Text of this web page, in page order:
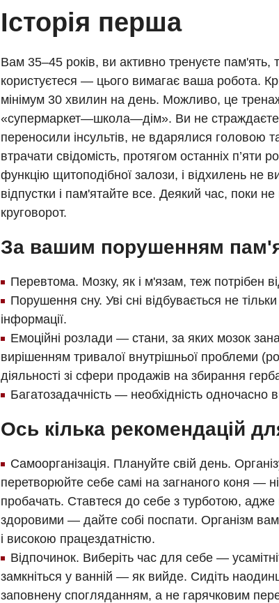
Історія перша
Вам 35–45 років, ви активно тренуєте
користуєтеся — цього вимагає ваша робота.
мінімум 30 хвилин на день. Можливо, це
«супермаркет—школа—дім». Ви не страждаєте
переносили інсультів, не вдарялися головою
втрачати свідомість, протягом останніх п’яти
функцію щитоподібної залози, і відхилень не
відпустки і пам'ятайте все. Деякий час, поки
круговорот.
За вашим порушенням
Перевтома. Мозку, як і м'язам, теж потрібен
Порушення сну. Уві сні відбувається не
інформації.
Емоційні розлади — стани, за яких мозок
вирішенням тривалої внутрішньої проблеми
діяльності зі сфери продажів на збирання
Багатозадачність — необхідність одночасно
Ось кілька рекомендацій
Самоорганізація. Плануйте свій день.
перетворюйте себе самі на загнаного коня —
пробачать. Ставтеся до себе з турботою, адже
здоровими — дайте собі поспати. Організм
і високою працездатністю.
Відпочинок. Виберіть час для себе —
замкніться у ванній — як вийде. Сидіть
заповнену спогляданням, а не гарячковим